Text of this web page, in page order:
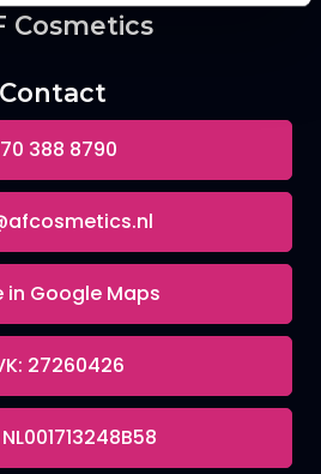
Cosmetics
Contact
388 8790
in Google Maps
27260426